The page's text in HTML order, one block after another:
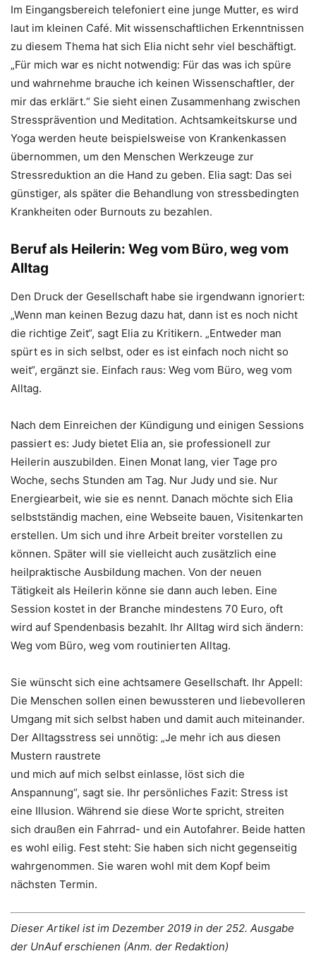
Im Eingangsbereich telefoniert eine junge Mutter, es wird
laut im kleinen Café. Mit wissenschaftlichen Erkenntnissen
zu diesem Thema hat sich Elia nicht sehr viel beschäftigt.
„Für mich war es nicht notwendig: Für das was ich spüre
und wahrnehme brauche ich keinen Wissenschaftler, der
mir das erklärt.“ Sie sieht einen Zusammenhang zwischen
Stressprävention und Meditation. Achtsamkeitskurse und
Yoga werden heute beispielsweise von Krankenkassen
übernommen, um den Menschen Werkzeuge zur
Stressreduktion an die Hand zu geben. Elia sagt: Das sei
günstiger, als später die Behandlung von stressbedingten
Krankheiten oder Burnouts zu bezahlen.
Beruf als Heilerin: Weg vom Büro, weg vom
Alltag
Den Druck der Gesellschaft habe sie irgendwann ignoriert:
„Wenn man keinen Bezug dazu hat, dann ist es noch nicht
die richtige Zeit“, sagt Elia zu Kritikern. „Entweder man
spürt es in sich selbst, oder es ist einfach noch nicht so
weit“, ergänzt sie. Einfach raus: Weg vom Büro, weg vom
Alltag.
Nach dem Einreichen der Kündigung und einigen Sessions
passiert es: Judy bietet Elia an, sie professionell zur
Heilerin auszubilden. Einen Monat lang, vier Tage pro
Woche, sechs Stunden am Tag. Nur Judy und sie. Nur
Energiearbeit, wie sie es nennt. Danach möchte sich Elia
selbstständig machen, eine Webseite bauen, Visitenkarten
erstellen. Um sich und ihre Arbeit breiter vorstellen zu
können. Später will sie vielleicht auch zusätzlich eine
heilpraktische Ausbildung machen. Von der neuen
Tätigkeit als Heilerin könne sie dann auch leben. Eine
Session kostet in der Branche mindestens 70 Euro, oft
wird auf Spendenbasis bezahlt. Ihr Alltag wird sich ändern:
Weg vom Büro, weg vom routinierten Alltag.
Sie wünscht sich eine achtsamere Gesellschaft. Ihr Appell:
Die Menschen sollen einen bewussteren und liebevolleren
Umgang mit sich selbst haben und damit auch miteinander.
Der Alltagsstress sei unnötig: „Je mehr ich aus diesen
Mustern raustrete
und mich auf mich selbst einlasse, löst sich die
Anspannung“, sagt sie. Ihr persönliches Fazit: Stress ist
eine Illusion. Während sie diese Worte spricht, streiten
sich draußen ein Fahrrad- und ein Autofahrer. Beide hatten
es wohl eilig. Fest steht: Sie haben sich nicht gegenseitig
wahrgenommen. Sie waren wohl mit dem Kopf beim
nächsten Termin.
Dieser Artikel ist im Dezember 2019 in der 252. Ausgabe
der UnAuf erschienen (Anm. der Redaktion)